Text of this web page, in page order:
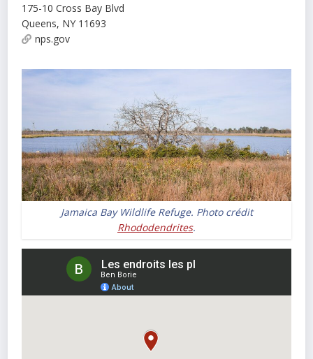
175-10 Cross Bay Blvd
Queens, NY 11693
nps.gov
Jamaica Bay Wildlife Refuge. Photo crédit
Rhododendrites.